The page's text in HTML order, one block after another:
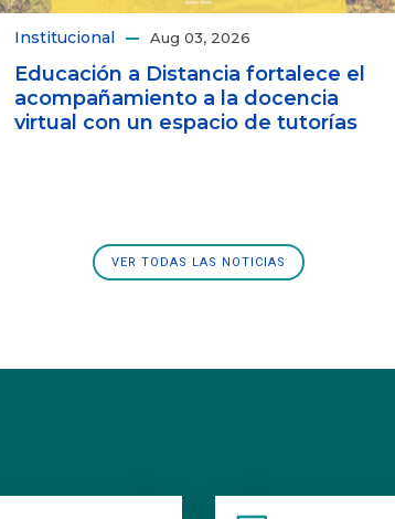
Institucional Aug 03, 2026
Educación a Distancia fortalece el
acompañamiento a la docencia
virtual con un espacio de tutorías
VER TODAS LAS NOTICIAS